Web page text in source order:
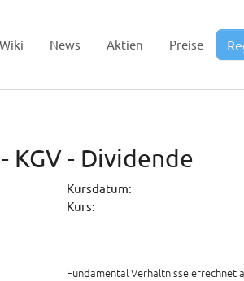
Wiki News Aktien Preise
KGV - Dividende
Kursdatum:
Kurs:
Fundamental Verhältnisse errechnet